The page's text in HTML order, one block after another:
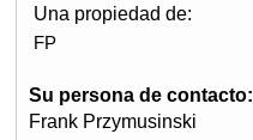
Una propiedad de:
FP
Su persona de contacto:
Frank Przymusinski